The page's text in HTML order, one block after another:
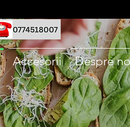
Accesorii Despre